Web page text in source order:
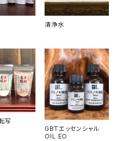
清浄水
写
GBTエッセンシャル
OIL EO